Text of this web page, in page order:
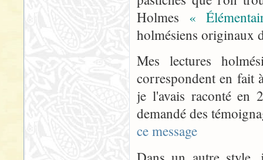
Holmes «
holmésiens originaux
Mes lectures
correspondent en fait
je l'avais raconté en
demandé des
ce message